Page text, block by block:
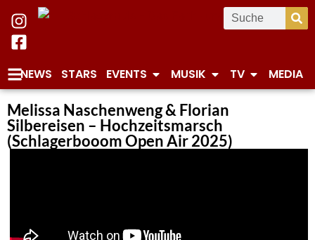
NEWS STARS EVENTS MUSIK TV MEDIA
Melissa Naschenweng & Florian
Silbereisen – Hochzeitsmarsch
(Schlagerbooom Open Air 2025)